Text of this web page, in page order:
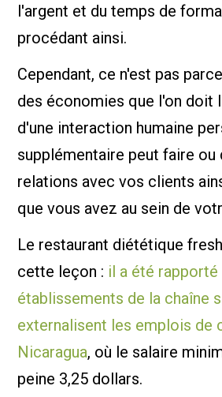
l'argent et du temps de
procédant ainsi.
Cependant, ce n'est pas
des économies que l'on doit
d'une interaction humaine
supplémentaire peut faire ou
relations avec vos clients
que vous avez au sein de
Le restaurant diététique
cette leçon : il a été rapporté
établissements de la chaîne
externalisent les emplois de
Nicaragua, où le salaire
peine 3,25 dollars.